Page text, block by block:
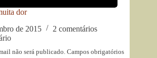
dor
de 2015
2 comentários
não será publicado. Campos obrigatórios